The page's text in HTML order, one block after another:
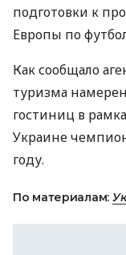
подготовки к
Европы по
Как сообщало
туризма
гостиниц в
Украине
году.
По материалам: